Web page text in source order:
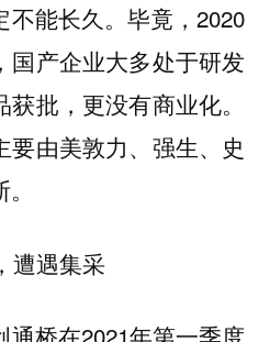
能长久。毕竟，2020
国产企业大多处于研发
批，更没有商业化。
要由美敦力、强生、史
遭遇集采